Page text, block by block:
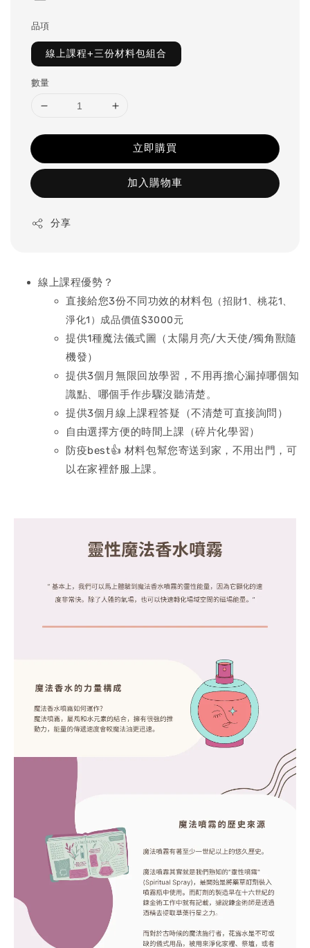
品項
線上課程+三份材料包組合
數量
立即購買
加入購物車
分享
線上課程優勢？
直接給您3份不同功效的材料包 （招財1、桃花1、
淨化1）成品價值$3000元
提供1種魔法儀式圖（太陽月亮/大天使/獨角獸隨
機發）
提供3個月無限回放學習，不用再擔心漏掉哪個知
識點、哪個手作步驟沒聽清楚。
提供3個月線上課程答疑（不清楚可直接詢問）
自由選擇方便的時間上課（碎片化學習）
防疫best👍 材料包幫您寄送到家，不用出門，可
以在家裡舒服上課。